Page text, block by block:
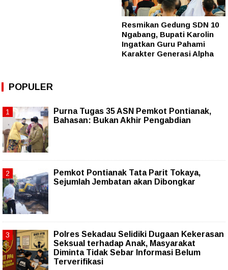
Resmikan Gedung SDN 10
Ngabang, Bupati Karolin
Ingatkan Guru Pahami
Karakter Generasi Alpha
POPULER
Purna Tugas 35 ASN Pemkot Pontianak,
Bahasan: Bukan Akhir Pengabdian
Pemkot Pontianak Tata Parit Tokaya,
Sejumlah Jembatan akan Dibongkar
Polres Sekadau Selidiki Dugaan Kekerasan
Seksual terhadap Anak, Masyarakat
Diminta Tidak Sebar Informasi Belum
Terverifikasi